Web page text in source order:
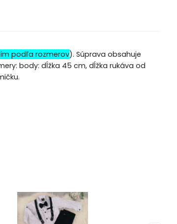
podľa rozmerov). Súprava obsahuje
body: dĺžka 45 cm, dĺžka rukáva od